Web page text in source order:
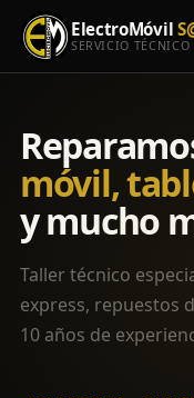
ElectroMóvil
SERVICIO TÉCNICO
móvil,
y mucho
Taller técnico
express, repuestos
10 años de